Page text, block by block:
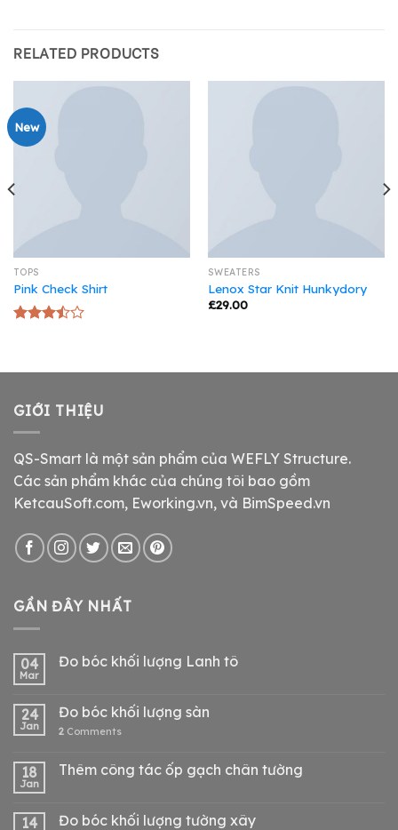
RELATED PRODUCTS
New
TOPS
Pink Check Shirt
SWEATERS
Lenox Star Knit Hunkydory
£29.00
GIỚI THIỆU
QS-Smart là một sản phẩm của WEFLY Structure.
Các sản phẩm khác của chúng tôi bao gồm
KetcauSoft.com, Eworking.vn, và BimSpeed.vn
GẦN ĐÂY NHẤT
04
Mar
Đo bóc khối lượng Lanh tô
24
Jan
Đo bóc khối lượng sàn
2 Comments
18
Jan
Thêm công tác ốp gạch chân tường
14 Đo bóc khối lượng tường xây